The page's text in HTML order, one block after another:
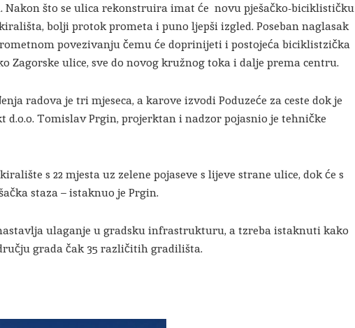
što se ulica rekonstruira imat će novu pješačko-biciklističku
bolji protok prometa i puno ljepši izgled. Poseban naglasak
povezivanju čemu će doprinijeti i postojeća biciklistzička
Zagorske ulice, sve do novog kružnog toka i dalje prema centru.
radova je tri mjeseca, a karove izvodi Poduzeće za ceste dok je
d.o.o. Tomislav Prgin, projerktan i nadzor pojasnio je tehničke
s 22 mjesta uz zelene pojaseve s lijeve strane ulice, dok će s
staza – istaknuo je Prgin.
ulaganje u gradsku infrastrukturu, a tzreba istaknuti kako
grada čak 35 različitih gradilišta.